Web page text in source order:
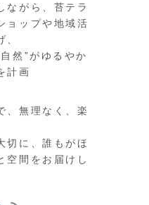
ながら、苔テラ
ョップや地域活
、
然”がゆるやか
計画
、無理なく、楽
切に、誰もがほ
空間をお届けし